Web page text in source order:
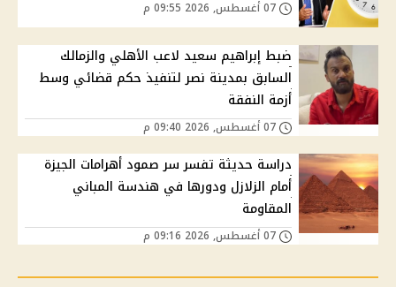
ضبط إبراهيم سعيد لاعب الأهلي والزمالك
السابق بمدينة نصر لتنفيذ حكم قضائي وسط
أزمة النفقة
دراسة حديثة تفسر سر صمود أهرامات الجيزة
أمام الزلازل ودورها في هندسة المباني
المقاومة